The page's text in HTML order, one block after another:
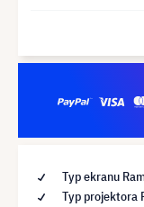
Typ ekranu
Typ projektora